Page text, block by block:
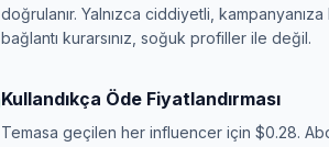
doğrulanır. Yalnızca ciddiyetli,
bağlantı kurarsınız, soğuk profiller ile değil.
Kullandıkça Öde Fiyatlandırması
Temasa geçilen her influencer için $0.28.